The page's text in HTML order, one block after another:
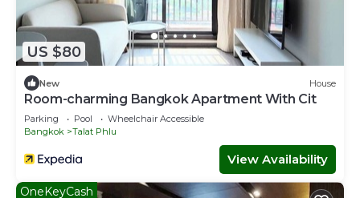
US $80
New House
Room-charming Bangkok Apartment With Cit
Parking Pool
Wheelchair Accessible
Bangkok
Talat Phlu
View Availability
OneKeyCash